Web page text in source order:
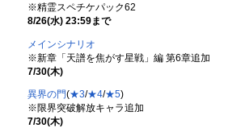
※精霊スペチケパック62
8/26(水) 23:59まで
メインシナリオ
※新章「天譜を焦がす星戦」編 第6章追加
7/30(木)
異界の門(★3/★4/★5)
※限界突破解放キャラ追加
7/30(木)